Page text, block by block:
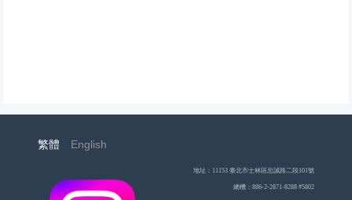
繁體 English
地址：11153 臺北市士林區忠誠路二段101號
總機：886-2-2871-8288 #5802